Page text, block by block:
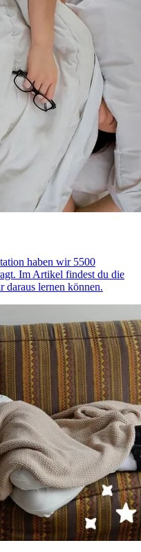
haben wir 5500
Im Artikel findest du die
daraus lernen können.